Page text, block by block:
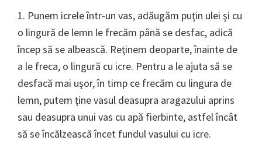
1. Punem icrele într-un vas, adăugăm puţin ulei şi cu
o lingură de lemn le frecăm până se desfac, adică
încep să se albească. Reţinem deoparte, înainte de
a le freca, o lingură cu icre. Pentru a le ajuta să se
desfacă mai uşor, în timp ce frecăm cu lingura de
lemn, putem ţine vasul deasupra aragazului aprins
sau deasupra unui vas cu apă fierbinte, astfel încât
să se încălzească încet fundul vasului cu icre.